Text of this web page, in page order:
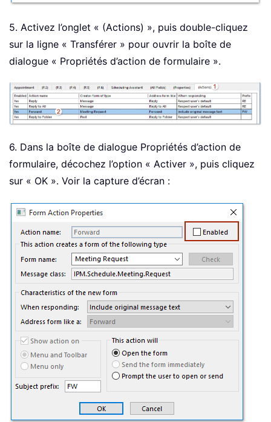
5. Activez l’onglet « (Actions) », puis double-cliquez
sur la ligne « Transférer » pour ouvrir la boîte de
dialogue « Propriétés d’action de formulaire ».
6. Dans la boîte de dialogue Propriétés d’action de
formulaire, décochez l’option « Activer », puis cliquez
sur « OK ». Voir la capture d’écran :